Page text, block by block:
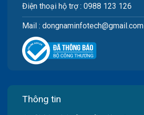
Điện thoại hộ trợ : 0988 123 126
Mail : dongnaminfotech@gmail.com
Thông tin